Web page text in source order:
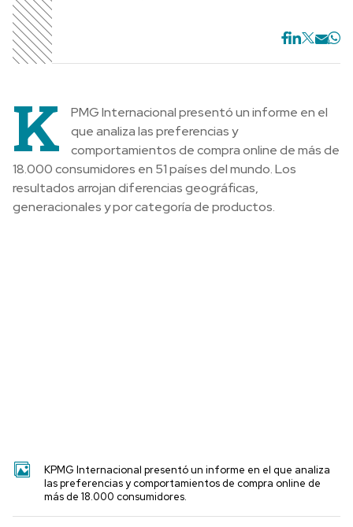
K
PMG Internacional presentó un informe en el
que analiza las preferencias y
comportamientos de compra online de más de
18.000 consumidores en 51 países del mundo. Los
resultados arrojan diferencias geográficas,
generacionales y por categoría de productos.
KPMG Internacional presentó un informe en el que analiza
las preferencias y comportamientos de compra online de
más de 18.000 consumidores.